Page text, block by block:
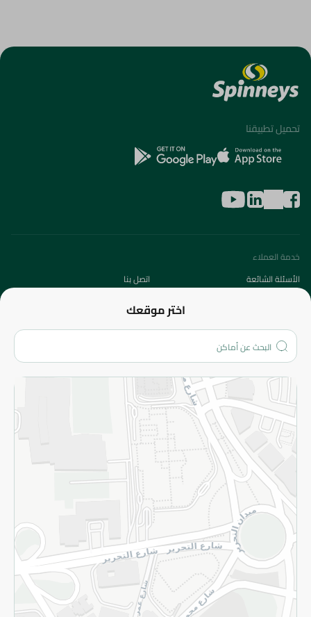
اختر موقعك
تحميل تطبيقنا
خدمة العملاء
الأسئلة الشائعة
اتصل بنا
من نحن؟
الفروع
المزيد
الاسترجاع
سياسة الاستخدام
سياسة الخصوصية
قم بالتسجيل للنشرة
©2026 - Spinneys | جميع الحقوق محفوظة